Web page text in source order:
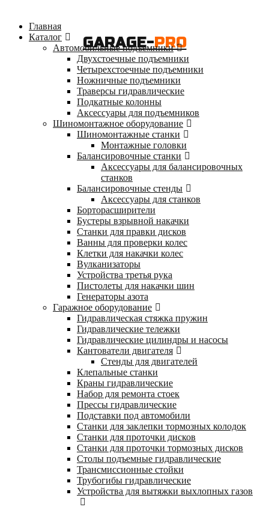
GARAGE-PRO
Главная
Каталог
Автомобильные подъемники
Двухстоечные подъемники
Четырехстоечные подъемники
Ножничные подъемники
Траверсы гидравлические
Подкатные колонны
Аксессуары для подъемников
Шиномонтажное оборудование
Шиномонтажные станки
Монтажные головки
Балансировочные станки
Аксессуары для балансировочных
станков
Балансировочные стенды
Аксессуары для станков
Борторасширители
Бустеры взрывной накачки
Станки для правки дисков
Ванны для проверки колес
Клетки для накачки колес
Вулканизаторы
Устройства третья рука
Пистолеты для накачки шин
Генераторы азота
Гаражное оборудование
Гидравлическая стяжка пружин
Гидравлические тележки
Гидравлические цилиндры и насосы
Кантователи двигателя
Стенды для двигателей
Клепальные станки
Краны гидравлические
Набор для ремонта стоек
Прессы гидравлические
Подставки под автомобили
Станки для заклепки тормозных колодок
Станки для проточки дисков
Станки для проточки тормозных дисков
Столы подъемные гидравлические
Трансмиссионные стойки
Трубогибы гидравлические
Устройства для вытяжки выхлопных газов